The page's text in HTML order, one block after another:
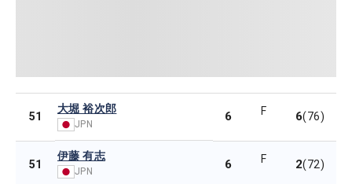
51
大堀 裕次郎
JPN
6 F 6(76)
51
伊藤 有志
JPN 6 F 2(72)